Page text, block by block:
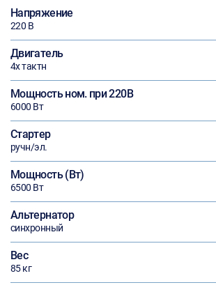
Напряжение
220 В
Двигатель
4х тактн
Мощность ном. при 220В
6000 Вт
Стартер
ручн/эл.
Мощность (Вт)
6500 Вт
Альтернатор
синхронный
Вес
85 кг